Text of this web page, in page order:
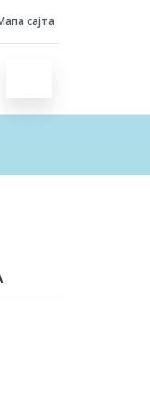
сајта